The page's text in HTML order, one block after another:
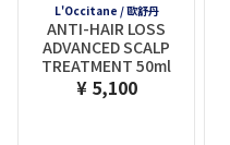
L'Occitane / 歐舒丹
ANTI-HAIR LOSS
ADVANCED SCALP
TREATMENT 50ml
¥ 5,100